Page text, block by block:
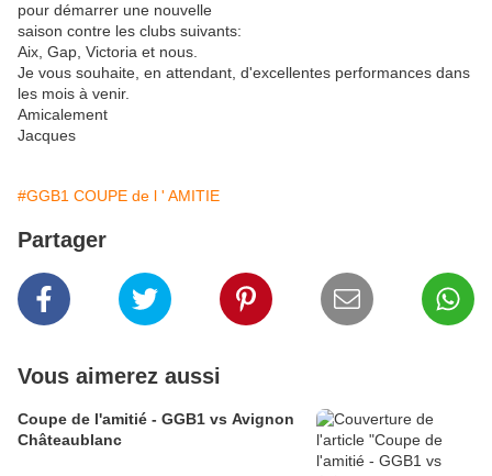
pour démarrer une nouvelle
saison contre les clubs suivants:
Aix, Gap, Victoria et nous.
Je vous souhaite, en attendant, d'excellentes performances dans
les mois à venir.
Amicalement
Jacques
#GGB1 COUPE de l ' AMITIE
Partager
Vous aimerez aussi
Coupe de l'amitié - GGB1 vs Avignon
Châteaublanc